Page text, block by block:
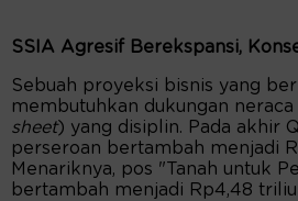
SSIA Agresif Berekspansi,
Sebuah proyeksi bisnis yang
membutuhkan dukungan neraca
sheet) yang disiplin. Pada akhir
perseroan bertambah menjadi
Menariknya, pos "Tanah untuk
bertambah menjadi Rp4,48